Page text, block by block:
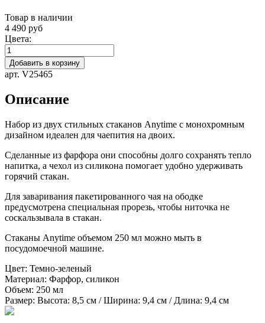
Товар в наличии
4 490 руб
Цвета:
Добавить в корзину
арт. V25465
Описание
Набор из двух стильных стаканов Anytime с монохромным
дизайном идеален для чаепития на двоих.
Сделанные из фарфора они способны долго сохранять тепло
напитка, а чехол из силикона помогает удобно удерживать
горячий стакан.
Для заваривания пакетированного чая на ободке
предусмотрена специальная прорезь, чтобы ниточка не
соскальзывала в стакан.
Стаканы Anytime объемом 250 мл можно мыть в
посудомоечной машине.
Цвет: Темно-зеленый
Материал: Фарфор, силикон
Объем: 250 мл
Размер: Высота: 8,5 см / Ширина: 9,4 см / Длина: 9,4 см